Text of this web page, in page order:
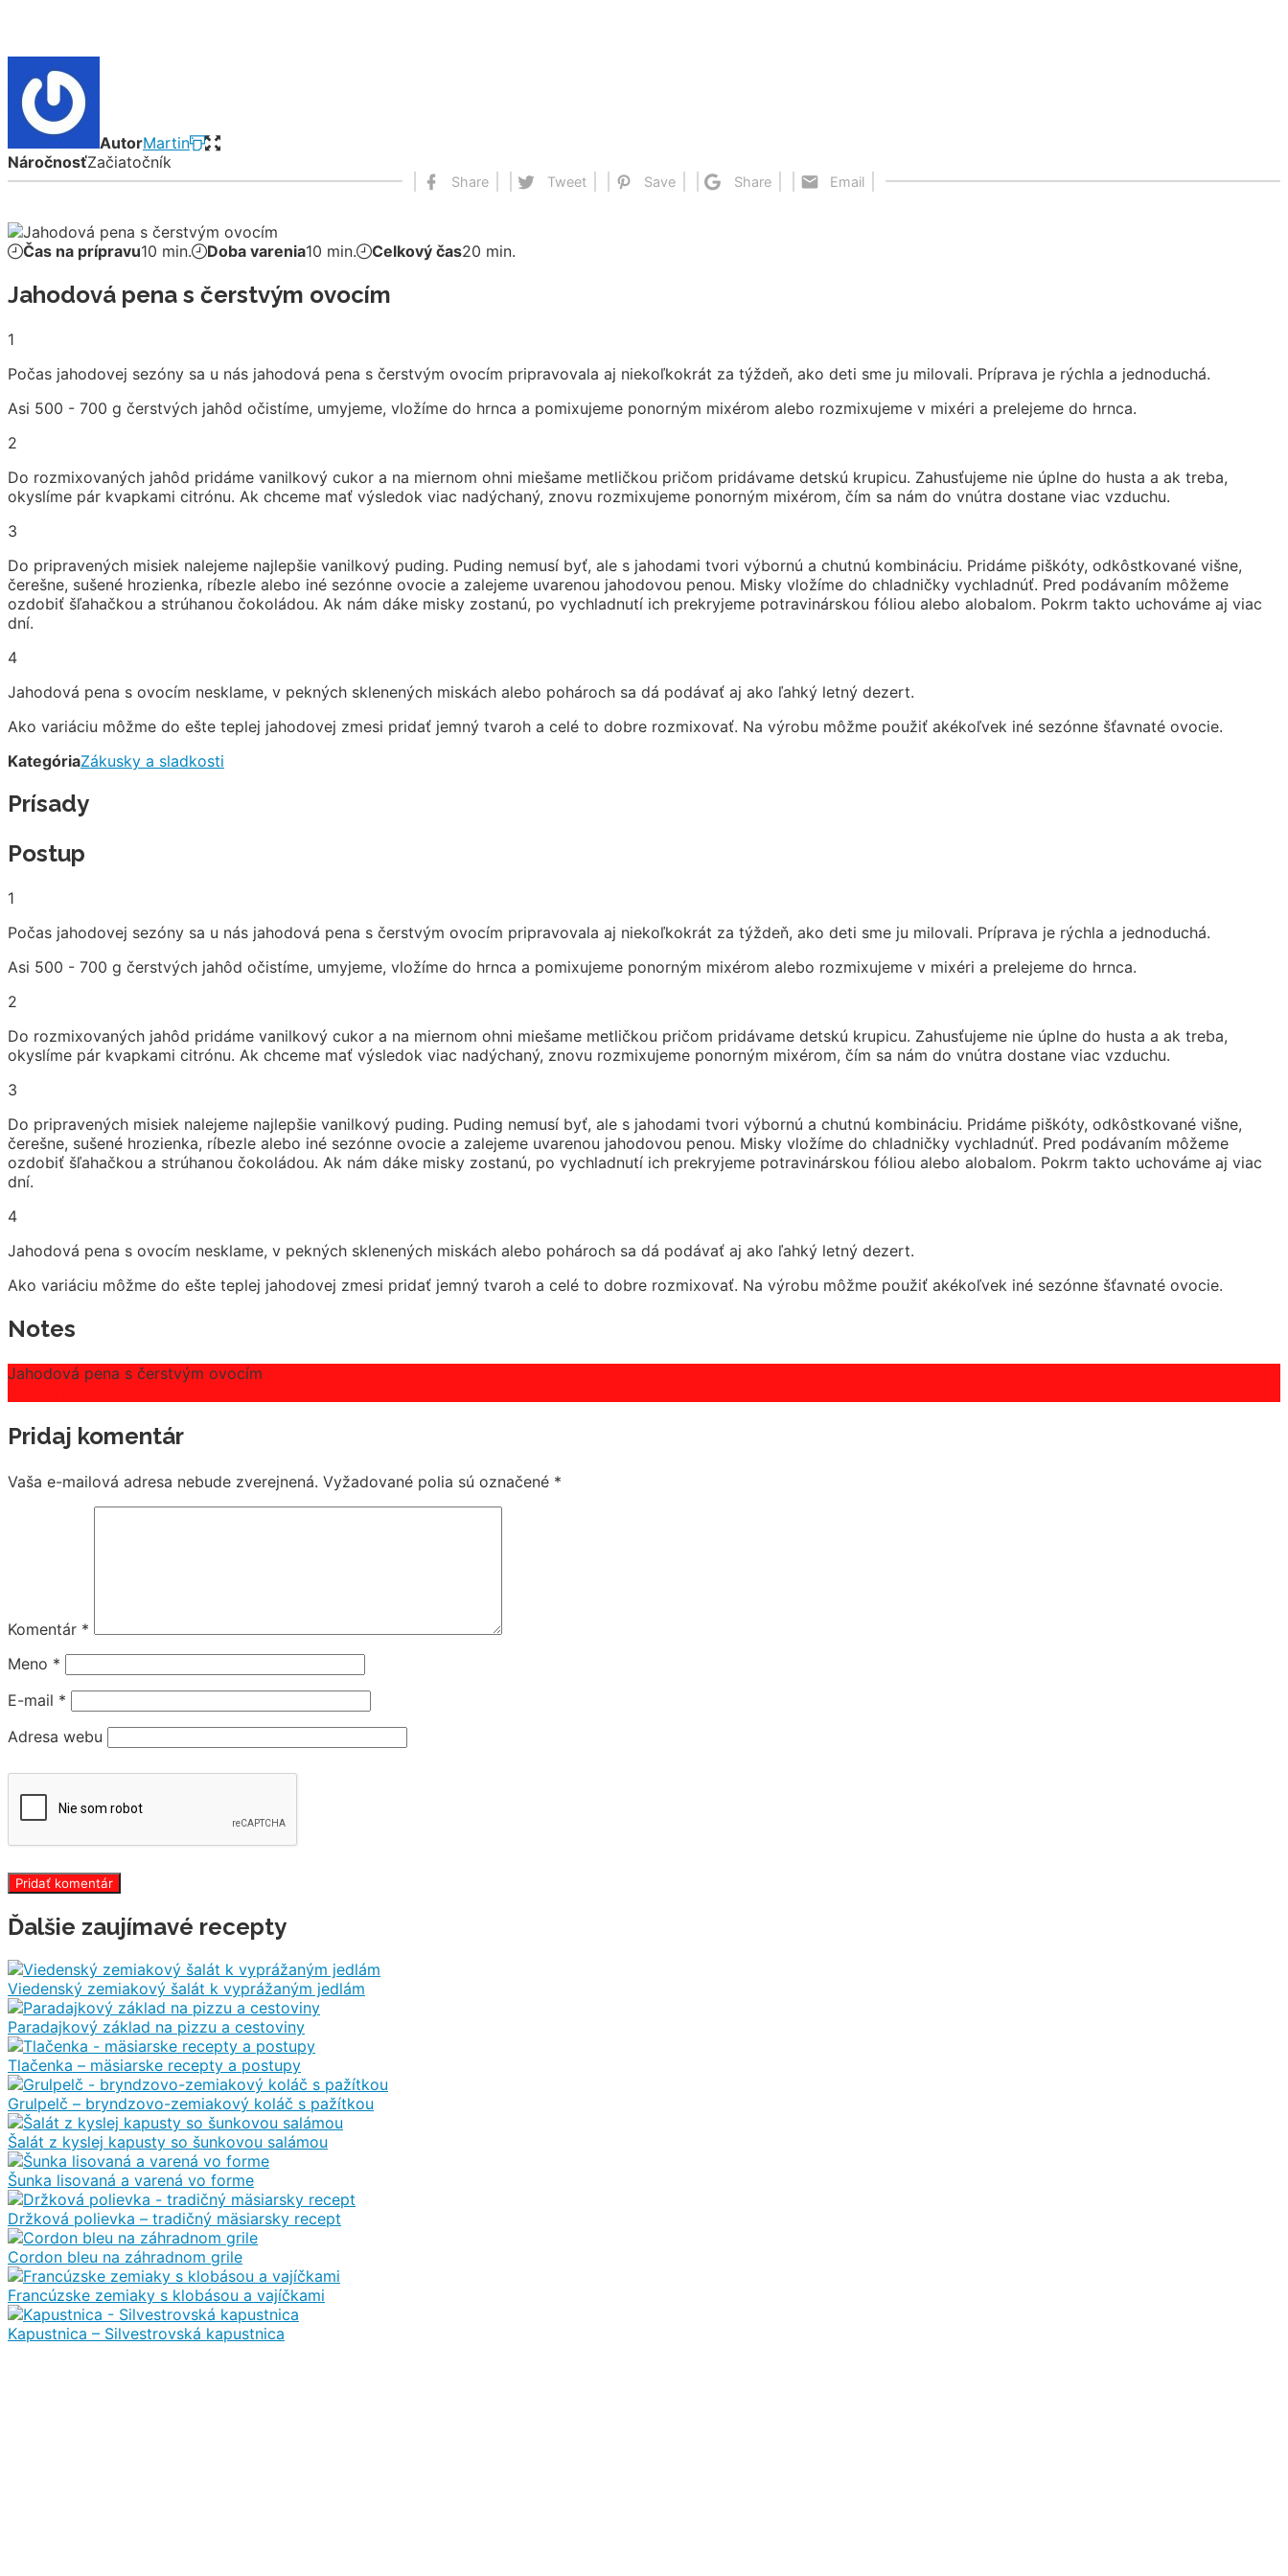
AutorMartin
NáročnosťZačiatočník
Share Tweet Save Share Email
Čas na prípravu10 min. Doba varenia10 min. Celkový čas20 min.
Jahodová pena s čerstvým ovocím
1
Počas jahodovej sezóny sa u nás jahodová pena s čerstvým ovocím pripravovala aj niekoľkokrát za týždeň, ako deti sme ju milovali. Príprava je rýchla a jednoduchá.
Asi 500 - 700 g čerstvých jahôd očistíme, umyjeme, vložíme do hrnca a pomixujeme ponorným mixérom alebo rozmixujeme v mixéri a prelejeme do hrnca.
2
Do rozmixovaných jahôd pridáme vanilkový cukor a na miernom ohni miešame metličkou pričom pridávame detskú krupicu. Zahusťujeme nie úplne do husta a ak treba,
okyslíme pár kvapkami citrónu. Ak chceme mať výsledok viac nadýchaný, znovu rozmixujeme ponorným mixérom, čím sa nám do vnútra dostane viac vzduchu.
3
Do pripravených misiek nalejeme najlepšie vanilkový puding. Puding nemusí byť, ale s jahodami tvori výbornú a chutnú kombináciu. Pridáme piškóty, odkôstkované višne,
čerešne, sušené hrozienka, ríbezle alebo iné sezónne ovocie a zalejeme uvarenou jahodovou penou. Misky vložíme do chladničky vychladnúť. Pred podávaním môžeme
ozdobiť šľahačkou a strúhanou čokoládou. Ak nám dáke misky zostanú, po vychladnutí ich prekryjeme potravinárskou fóliou alebo alobalom. Pokrm takto uchováme aj viac
dní.
4
Jahodová pena s ovocím nesklame, v pekných sklenených miskách alebo pohároch sa dá podávať aj ako ľahký letný dezert.
Ako variáciu môžme do ešte teplej jahodovej zmesi pridať jemný tvaroh a celé to dobre rozmixovať. Na výrobu môžme použiť akékoľvek iné sezónne šťavnaté ovocie.
KategóriaZákusky a sladkosti
Prísady
Postup
1
Počas jahodovej sezóny sa u nás jahodová pena s čerstvým ovocím pripravovala aj niekoľkokrát za týždeň, ako deti sme ju milovali. Príprava je rýchla a jednoduchá.
Asi 500 - 700 g čerstvých jahôd očistíme, umyjeme, vložíme do hrnca a pomixujeme ponorným mixérom alebo rozmixujeme v mixéri a prelejeme do hrnca.
2
Do rozmixovaných jahôd pridáme vanilkový cukor a na miernom ohni miešame metličkou pričom pridávame detskú krupicu. Zahusťujeme nie úplne do husta a ak treba,
okyslíme pár kvapkami citrónu. Ak chceme mať výsledok viac nadýchaný, znovu rozmixujeme ponorným mixérom, čím sa nám do vnútra dostane viac vzduchu.
3
Do pripravených misiek nalejeme najlepšie vanilkový puding. Puding nemusí byť, ale s jahodami tvori výbornú a chutnú kombináciu. Pridáme piškóty, odkôstkované višne,
čerešne, sušené hrozienka, ríbezle alebo iné sezónne ovocie a zalejeme uvarenou jahodovou penou. Misky vložíme do chladničky vychladnúť. Pred podávaním môžeme
ozdobiť šľahačkou a strúhanou čokoládou. Ak nám dáke misky zostanú, po vychladnutí ich prekryjeme potravinárskou fóliou alebo alobalom. Pokrm takto uchováme aj viac
dní.
4
Jahodová pena s ovocím nesklame, v pekných sklenených miskách alebo pohároch sa dá podávať aj ako ľahký letný dezert.
Ako variáciu môžme do ešte teplej jahodovej zmesi pridať jemný tvaroh a celé to dobre rozmixovať. Na výrobu môžme použiť akékoľvek iné sezónne šťavnaté ovocie.
Notes
Jahodová pena s čerstvým ovocím
Pridaj komentár
Vaša e-mailová adresa nebude zverejnená. Vyžadované polia sú označené *
Komentár *
Meno *
E-mail *
Adresa webu
Ďalšie zaujímavé recepty
Viedenský zemiakový šalát k vyprážaným jedlám
Paradajkový základ na pizzu a cestoviny
Tlačenka – mäsiarske recepty a postupy
Grulpelč – bryndzovo-zemiakový koláč s pažítkou
Šalát z kyslej kapusty so šunkovou salámou
Šunka lisovaná a varená vo forme
Držková polievka – tradičný mäsiarsky recept
Cordon bleu na záhradnom grile
Francúzske zemiaky s klobásou a vajíčkami
Kapustnica – Silvestrovská kapustnica